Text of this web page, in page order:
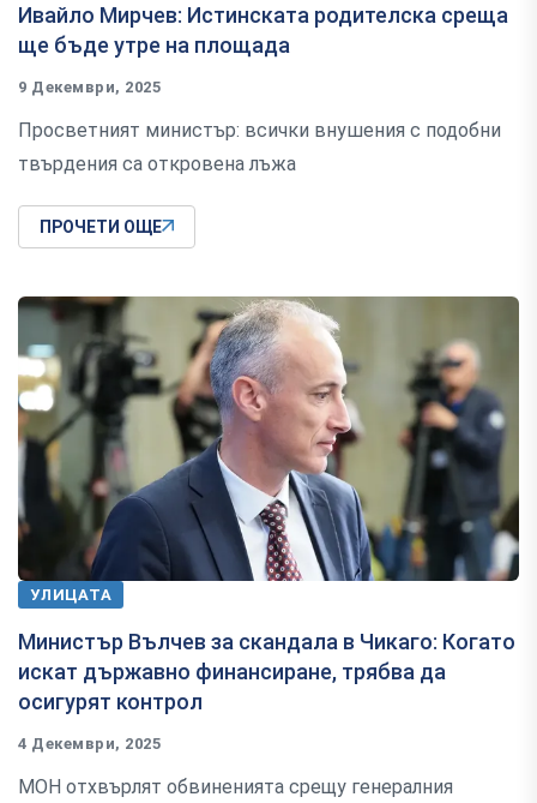
Ивайло Мирчев: Истинската родителска среща
ще бъде утре на площада
9 Декември, 2025
Просветният министър: всички внушения с подобни
твърдения са откровена лъжа
ПРОЧЕТИ ОЩЕ
УЛИЦАТА
Министър Вълчев за скандала в Чикаго: Когато
искат държавно финансиране, трябва да
осигурят контрол
4 Декември, 2025
МОН отхвърлят обвиненията срещу генералния